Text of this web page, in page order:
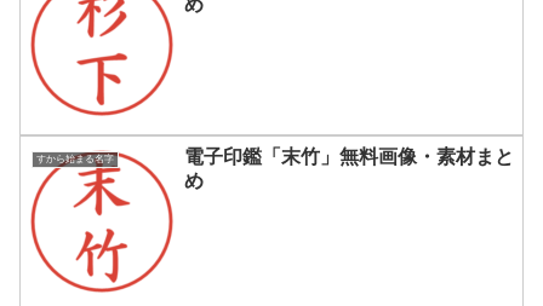
め
すから始まる名字
電子印鑑「末竹」無料画像・素材まと
め